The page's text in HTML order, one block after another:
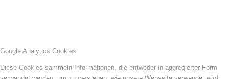
Google Analytics Cookies
Diese Cookies sammeln Informationen, die entweder in aggregierter Form